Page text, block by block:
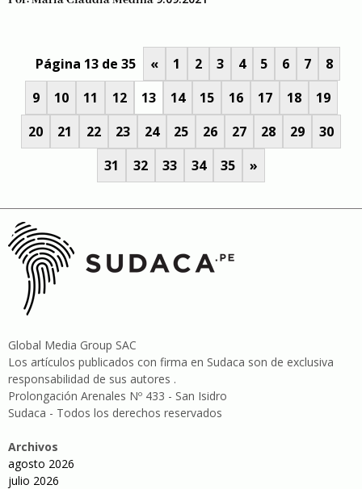
Página 13 de 35 « 1 2 3 4 5 6 7
8
9
10 11 12 13 14 15 16 17 18
19
20
21 22 23 24 25 26 27 28 29
30
31
32 33 34 35 »
Global Media Group SAC
Los artículos publicados con firma en Sudaca son de exclusiva
responsabilidad de sus autores .
Prolongación Arenales Nº 433 - San Isidro
Sudaca - Todos los derechos reservados
Archivos
agosto 2026
julio 2026